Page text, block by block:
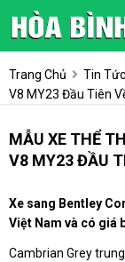
Trang Chủ Tin Tức
V8 MY23 Đầu Tiên
MẪU XE THỂ
V8 MY23 ĐẦU
Xe sang Bentley
Việt Nam và có giá
Cambrian Grey